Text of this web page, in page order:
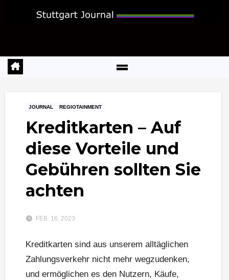
JOURNAL REGIOTAINMENT
Kreditkarten – Auf
diese Vorteile und
Gebühren sollten Sie
achten
FEB. 16, 2023
Kreditkarten sind aus unserem alltäglichen
Zahlungsverkehr nicht mehr wegzudenken,
und ermöglichen es den Nutzern, Käufe,